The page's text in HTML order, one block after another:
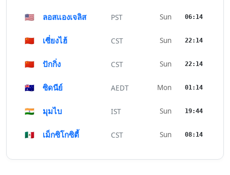
🇺🇸 ลอสแองเจลิส PST Sun 06:14
🇨🇳 เซี่ยงไฮ้ CST Sun 22:14
🇨🇳 ปักกิ่ง CST Sun 22:14
🇦🇺 ซิดนีย์ AEDT Mon 01:14
🇮🇳 มุมไบ IST Sun 19:44
🇲🇽 เม็กซิโกซิตี้ CST Sun 08:14